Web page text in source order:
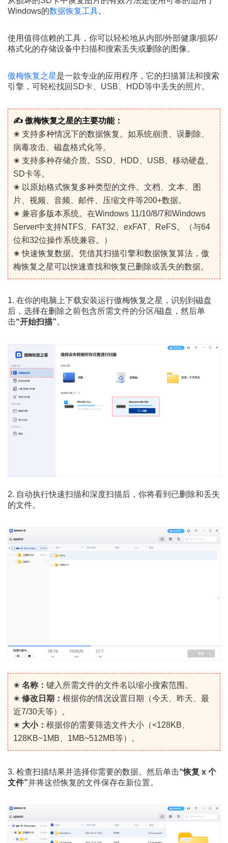
Windows的数据恢复工具。
使用值得信赖的工具，你可以轻松地从内部/外部健康/损坏/
格式化的存储设备中扫描和搜索丢失或删除的图像。
傲梅恢复之星是一款专业的应用程序，它的扫描算法和搜索
引擎，可轻松找回SD卡、USB、HDD等中丢失的照片。
✍ 傲梅恢复之星的主要功能：
✬ 支持多种情况下的数据恢复。如系统崩溃、误删除、
病毒攻击、磁盘格式化等。
✬ 支持多种存储介质。SSD、HDD、USB、移动硬盘、
SD卡等。
✬ 以原始格式恢复多种类型的文件。文档、文本、图
片、视频、音频、邮件、压缩文件等200+数据。
✬ 兼容多版本系统。在Windows 11/10/8/7和Windows
Server中支持NTFS、FAT32、exFAT、ReFS。（与64
位和32位操作系统兼容。）
✬ 快速恢复数据。凭借其扫描引擎和数据恢复算法，傲
梅恢复之星可以快速查找和恢复已删除或丢失的数据。
1. 在你的电脑上下载安装运行傲梅恢复之星，识别到磁盘
后，选择在删除之前包含所需文件的分区/磁盘，然后单
击“开始扫描”。
2. 自动执行快速扫描和深度扫描后，你将看到已删除和丢失
的文件。
✬ 名称： 键入所需文件的文件名以缩小搜索范围。
✬ 修改日期： 根据你的情况设置日期（今天、昨天、最
近7/30天等）。
✬ 大小： 根据你的需要筛选文件大小（<128KB、
128KB~1MB、1MB~512MB等）。
3. 检查扫描结果并选择你需要的数据。然后单击“恢复 x 个
文件”并将这些恢复的文件保存在新位置。